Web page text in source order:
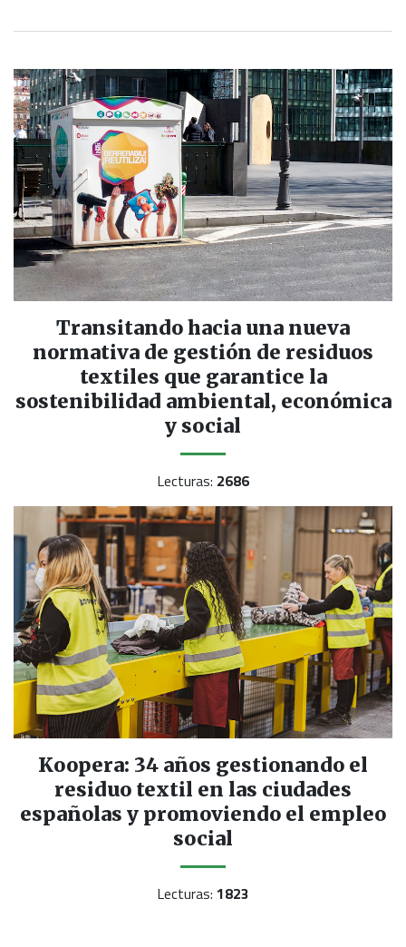
Transitando hacia una nueva
normativa de gestión de residuos
textiles que garantice la
sostenibilidad ambiental, económica
y social
Lecturas: 2686
Koopera: 34 años gestionando el
residuo textil en las ciudades
españolas y promoviendo el empleo
social
Lecturas: 1823